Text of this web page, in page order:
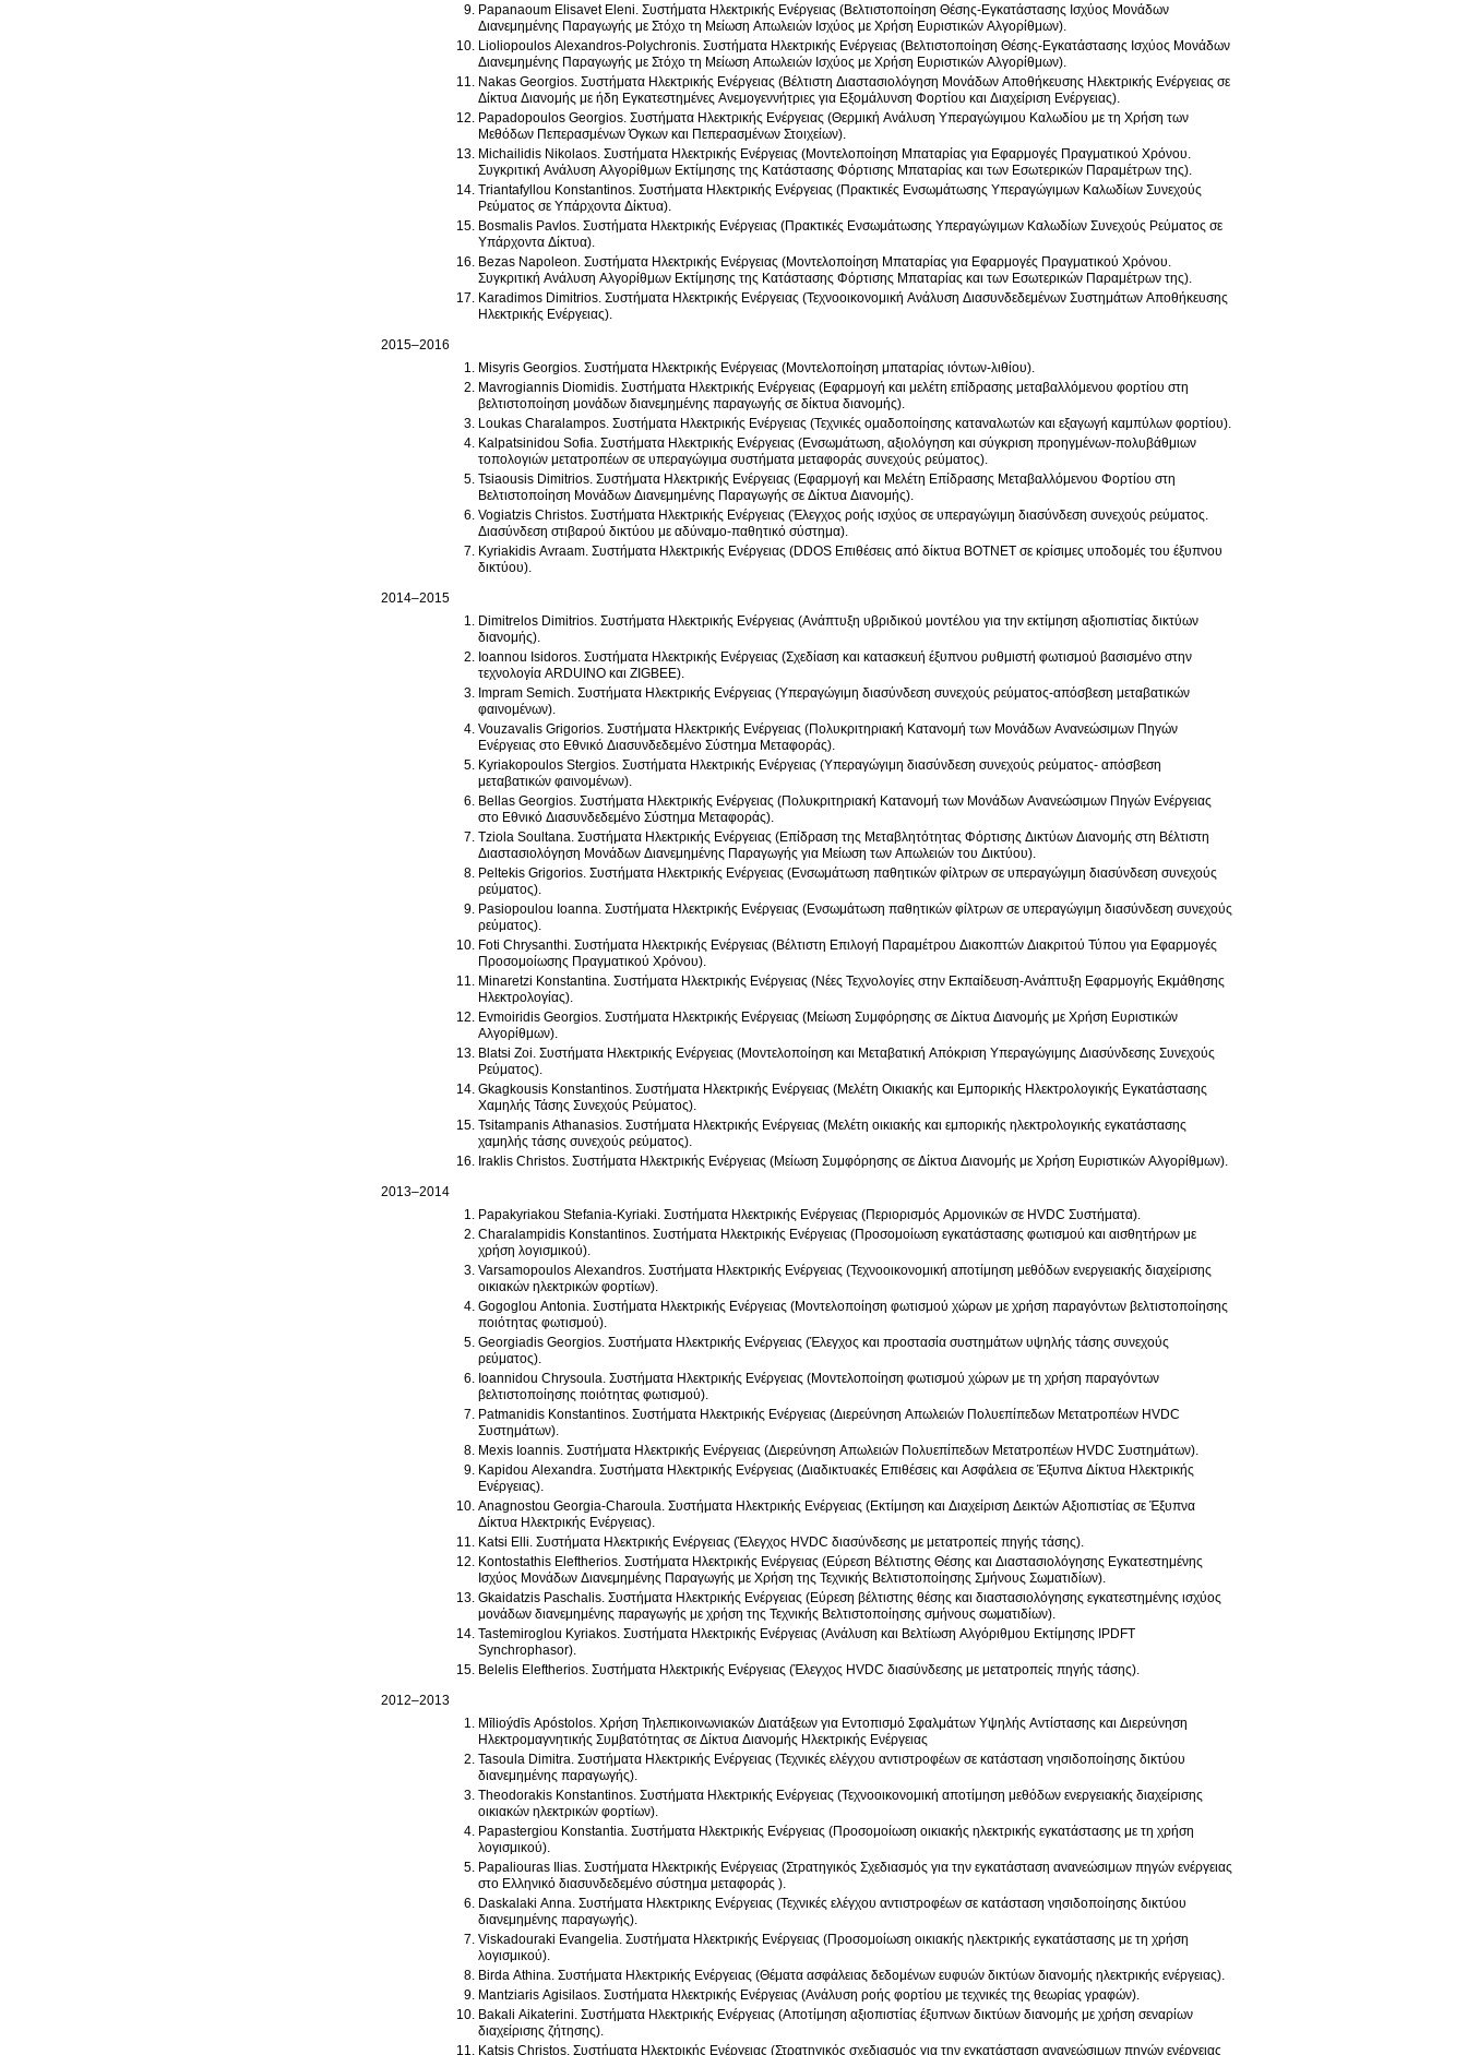
Papanaoum Elisavet Eleni. Συστήματα Ηλεκτρικής Ενέργειας (Βελτιστοποίηση Θέσης-Εγκατάστασης Ισχύος Μονάδων
Διανεμημένης Παραγωγής με Στόχο τη Μείωση Απωλειών Ισχύος με Χρήση Ευριστικών Αλγορίθμων).
Lioliopoulos Alexandros-Polychronis. Συστήματα Ηλεκτρικής Ενέργειας (Βελτιστοποίηση Θέσης-Εγκατάστασης Ισχύος Μονάδων
Διανεμημένης Παραγωγής με Στόχο τη Μείωση Απωλειών Ισχύος με Χρήση Ευριστικών Αλγορίθμων).
Nakas Georgios. Συστήματα Ηλεκτρικής Ενέργειας (Βέλτιστη Διαστασιολόγηση Μονάδων Αποθήκευσης Ηλεκτρικής Ενέργειας σε
Δίκτυα Διανομής με ήδη Εγκατεστημένες Ανεμογεννήτριες για Εξομάλυνση Φορτίου και Διαχείριση Ενέργειας).
Papadopoulos Georgios. Συστήματα Ηλεκτρικής Ενέργειας (Θερμική Ανάλυση Υπεραγώγιμου Καλωδίου με τη Χρήση των
Μεθόδων Πεπερασμένων Όγκων και Πεπερασμένων Στοιχείων).
Michailidis Nikolaos. Συστήματα Ηλεκτρικής Ενέργειας (Μοντελοποίηση Μπαταρίας για Εφαρμογές Πραγματικού Χρόνου.
Συγκριτική Ανάλυση Αλγορίθμων Εκτίμησης της Κατάστασης Φόρτισης Μπαταρίας και των Εσωτερικών Παραμέτρων της).
Triantafyllou Konstantinos. Συστήματα Ηλεκτρικής Ενέργειας (Πρακτικές Ενσωμάτωσης Υπεραγώγιμων Καλωδίων Συνεχούς
Ρεύματος σε Υπάρχοντα Δίκτυα).
Bosmalis Pavlos. Συστήματα Ηλεκτρικής Ενέργειας (Πρακτικές Ενσωμάτωσης Υπεραγώγιμων Καλωδίων Συνεχούς Ρεύματος σε
Υπάρχοντα Δίκτυα).
Bezas Napoleon. Συστήματα Ηλεκτρικής Ενέργειας (Μοντελοποίηση Μπαταρίας για Εφαρμογές Πραγματικού Χρόνου.
Συγκριτική Ανάλυση Αλγορίθμων Εκτίμησης της Κατάστασης Φόρτισης Μπαταρίας και των Εσωτερικών Παραμέτρων της).
Karadimos Dimitrios. Συστήματα Ηλεκτρικής Ενέργειας (Τεχνοοικονομική Ανάλυση Διασυνδεδεμένων Συστημάτων Αποθήκευσης
Ηλεκτρικής Ενέργειας).
2015–2016
Misyris Georgios. Συστήματα Ηλεκτρικής Ενέργειας (Μοντελοποίηση μπαταρίας ιόντων-λιθίου).
Mavrogiannis Diomidis. Συστήματα Ηλεκτρικής Ενέργειας (Εφαρμογή και μελέτη επίδρασης μεταβαλλόμενου φορτίου στη
βελτιστοποίηση μονάδων διανεμημένης παραγωγής σε δίκτυα διανομής).
Loukas Charalampos. Συστήματα Ηλεκτρικής Ενέργειας (Τεχνικές ομαδοποίησης καταναλωτών και εξαγωγή καμπύλων φορτίου).
Kalpatsinidou Sofia. Συστήματα Ηλεκτρικής Ενέργειας (Ενσωμάτωση, αξιολόγηση και σύγκριση προηγμένων-πολυβάθμιων
τοπολογιών μετατροπέων σε υπεραγώγιμα συστήματα μεταφοράς συνεχούς ρεύματος).
Tsiaousis Dimitrios. Συστήματα Ηλεκτρικής Ενέργειας (Εφαρμογή και Μελέτη Επίδρασης Μεταβαλλόμενου Φορτίου στη
Βελτιστοποίηση Μονάδων Διανεμημένης Παραγωγής σε Δίκτυα Διανομής).
Vogiatzis Christos. Συστήματα Ηλεκτρικής Ενέργειας (Έλεγχος ροής ισχύος σε υπεραγώγιμη διασύνδεση συνεχούς ρεύματος.
Διασύνδεση στιβαρού δικτύου με αδύναμο-παθητικό σύστημα).
Kyriakidis Avraam. Συστήματα Ηλεκτρικής Ενέργειας (DDOS Επιθέσεις από δίκτυα BOTNET σε κρίσιμες υποδομές του έξυπνου
δικτύου).
2014–2015
Dimitrelos Dimitrios. Συστήματα Ηλεκτρικής Ενέργειας (Ανάπτυξη υβριδικού μοντέλου για την εκτίμηση αξιοπιστίας δικτύων
διανομής).
Ioannou Isidoros. Συστήματα Ηλεκτρικής Ενέργειας (Σχεδίαση και κατασκευή έξυπνου ρυθμιστή φωτισμού βασισμένο στην
τεχνολογία ARDUINO και ZIGBEE).
Impram Semich. Συστήματα Ηλεκτρικής Ενέργειας (Υπεραγώγιμη διασύνδεση συνεχούς ρεύματος-απόσβεση μεταβατικών
φαινομένων).
Vouzavalis Grigorios. Συστήματα Ηλεκτρικής Ενέργειας (Πολυκριτηριακή Κατανομή των Μονάδων Ανανεώσιμων Πηγών
Ενέργειας στο Εθνικό Διασυνδεδεμένο Σύστημα Μεταφοράς).
Kyriakopoulos Stergios. Συστήματα Ηλεκτρικής Ενέργειας (Υπεραγώγιμη διασύνδεση συνεχούς ρεύματος- απόσβεση
μεταβατικών φαινομένων).
Bellas Georgios. Συστήματα Ηλεκτρικής Ενέργειας (Πολυκριτηριακή Κατανομή των Μονάδων Ανανεώσιμων Πηγών Ενέργειας
στο Εθνικό Διασυνδεδεμένο Σύστημα Μεταφοράς).
Tziola Soultana. Συστήματα Ηλεκτρικής Ενέργειας (Επίδραση της Μεταβλητότητας Φόρτισης Δικτύων Διανομής στη Βέλτιστη
Διαστασιολόγηση Μονάδων Διανεμημένης Παραγωγής για Μείωση των Απωλειών του Δικτύου).
Peltekis Grigorios. Συστήματα Ηλεκτρικής Ενέργειας (Ενσωμάτωση παθητικών φίλτρων σε υπεραγώγιμη διασύνδεση συνεχούς
ρεύματος).
Pasiopoulou Ioanna. Συστήματα Ηλεκτρικής Ενέργειας (Ενσωμάτωση παθητικών φίλτρων σε υπεραγώγιμη διασύνδεση συνεχούς
ρεύματος).
Foti Chrysanthi. Συστήματα Ηλεκτρικής Ενέργειας (Βέλτιστη Επιλογή Παραμέτρου Διακοπτών Διακριτού Τύπου για Εφαρμογές
Προσομοίωσης Πραγματικού Χρόνου).
Minaretzi Konstantina. Συστήματα Ηλεκτρικής Ενέργειας (Νέες Τεχνολογίες στην Εκπαίδευση-Ανάπτυξη Εφαρμογής Εκμάθησης
Ηλεκτρολογίας).
Evmoiridis Georgios. Συστήματα Ηλεκτρικής Ενέργειας (Μείωση Συμφόρησης σε Δίκτυα Διανομής με Χρήση Ευριστικών
Αλγορίθμων).
Blatsi Zoi. Συστήματα Ηλεκτρικής Ενέργειας (Μοντελοποίηση και Μεταβατική Απόκριση Υπεραγώγιμης Διασύνδεσης Συνεχούς
Ρεύματος).
Gkagkousis Konstantinos. Συστήματα Ηλεκτρικής Ενέργειας (Μελέτη Οικιακής και Εμπορικής Ηλεκτρολογικής Εγκατάστασης
Χαμηλής Τάσης Συνεχούς Ρεύματος).
Tsitampanis Athanasios. Συστήματα Ηλεκτρικής Ενέργειας (Μελέτη οικιακής και εμπορικής ηλεκτρολογικής εγκατάστασης
χαμηλής τάσης συνεχούς ρεύματος).
Iraklis Christos. Συστήματα Ηλεκτρικής Ενέργειας (Μείωση Συμφόρησης σε Δίκτυα Διανομής με Χρήση Ευριστικών Αλγορίθμων).
2013–2014
Papakyriakou Stefania-Kyriaki. Συστήματα Ηλεκτρικής Ενέργειας (Περιορισμός Αρμονικών σε HVDC Συστήματα).
Charalampidis Konstantinos. Συστήματα Ηλεκτρικής Ενέργειας (Προσομοίωση εγκατάστασης φωτισμού και αισθητήρων με
χρήση λογισμικού).
Varsamopoulos Alexandros. Συστήματα Ηλεκτρικής Ενέργειας (Τεχνοοικονομική αποτίμηση μεθόδων ενεργειακής διαχείρισης
οικιακών ηλεκτρικών φορτίων).
Gogoglou Antonia. Συστήματα Ηλεκτρικής Ενέργειας (Μοντελοποίηση φωτισμού χώρων με χρήση παραγόντων βελτιστοποίησης
ποιότητας φωτισμού).
Georgiadis Georgios. Συστήματα Ηλεκτρικής Ενέργειας (Έλεγχος και προστασία συστημάτων υψηλής τάσης συνεχούς
ρεύματος).
Ioannidou Chrysoula. Συστήματα Ηλεκτρικής Ενέργειας (Μοντελοποίηση φωτισμού χώρων με τη χρήση παραγόντων
βελτιστοποίησης ποιότητας φωτισμού).
Patmanidis Konstantinos. Συστήματα Ηλεκτρικής Ενέργειας (Διερεύνηση Απωλειών Πολυεπίπεδων Μετατροπέων HVDC
Συστημάτων).
Mexis Ioannis. Συστήματα Ηλεκτρικής Ενέργειας (Διερεύνηση Απωλειών Πολυεπίπεδων Μετατροπέων HVDC Συστημάτων).
Kapidou Alexandra. Συστήματα Ηλεκτρικής Ενέργειας (Διαδικτυακές Επιθέσεις και Ασφάλεια σε Έξυπνα Δίκτυα Ηλεκτρικής
Ενέργειας).
Anagnostou Georgia-Charoula. Συστήματα Ηλεκτρικής Ενέργειας (Εκτίμηση και Διαχείριση Δεικτών Αξιοπιστίας σε Έξυπνα
Δίκτυα Ηλεκτρικής Ενέργειας).
Katsi Elli. Συστήματα Ηλεκτρικής Ενέργειας (Έλεγχος HVDC διασύνδεσης με μετατροπείς πηγής τάσης).
Kontostathis Eleftherios. Συστήματα Ηλεκτρικής Ενέργειας (Εύρεση Βέλτιστης Θέσης και Διαστασιολόγησης Εγκατεστημένης
Ισχύος Μονάδων Διανεμημένης Παραγωγής με Χρήση της Τεχνικής Βελτιστοποίησης Σμήνους Σωματιδίων).
Gkaidatzis Paschalis. Συστήματα Ηλεκτρικής Ενέργειας (Εύρεση βέλτιστης θέσης και διαστασιολόγησης εγκατεστημένης ισχύος
μονάδων διανεμημένης παραγωγής με χρήση της Τεχνικής Βελτιστοποίησης σμήνους σωματιδίων).
Tastemiroglou Kyriakos. Συστήματα Ηλεκτρικής Ενέργειας (Ανάλυση και Βελτίωση Αλγόριθμου Εκτίμησης IPDFT
Synchrophasor).
Belelis Eleftherios. Συστήματα Ηλεκτρικής Ενέργειας (Έλεγχος HVDC διασύνδεσης με μετατροπείς πηγής τάσης).
2012–2013
Mīlioýdīs Apóstolos. Χρήση Τηλεπικοινωνιακών Διατάξεων για Εντοπισμό Σφαλμάτων Υψηλής Αντίστασης και Διερεύνηση
Ηλεκτρομαγνητικής Συμβατότητας σε Δίκτυα Διανομής Ηλεκτρικής Ενέργειας
Tasoula Dimitra. Συστήματα Ηλεκτρικής Ενέργειας (Τεχνικές ελέγχου αντιστροφέων σε κατάσταση νησιδοποίησης δικτύου
διανεμημένης παραγωγής).
Theodorakis Konstantinos. Συστήματα Ηλεκτρικής Ενέργειας (Τεχνοοικονομική αποτίμηση μεθόδων ενεργειακής διαχείρισης
οικιακών ηλεκτρικών φορτίων).
Papastergiou Konstantia. Συστήματα Ηλεκτρικής Ενέργειας (Προσομοίωση οικιακής ηλεκτρικής εγκατάστασης με τη χρήση
λογισμικού).
Papaliouras Ilias. Συστήματα Ηλεκτρικής Ενέργειας (Στρατηγικός Σχεδιασμός για την εγκατάσταση ανανεώσιμων πηγών ενέργειας
στο Ελληνικό διασυνδεδεμένο σύστημα μεταφοράς ).
Daskalaki Anna. Συστήματα Ηλεκτρικης Ενέργειας (Τεχνικές ελέγχου αντιστροφέων σε κατάσταση νησιδοποίησης δικτύου
διανεμημένης παραγωγής).
Viskadouraki Evangelia. Συστήματα Ηλεκτρικής Ενέργειας (Προσομοίωση οικιακής ηλεκτρικής εγκατάστασης με τη χρήση
λογισμικού).
Birda Athina. Συστήματα Ηλεκτρικής Ενέργειας (Θέματα ασφάλειας δεδομένων ευφυών δικτύων διανομής ηλεκτρικής ενέργειας).
Mantziaris Agisilaos. Συστήματα Ηλεκτρικής Ενέργειας (Ανάλυση ροής φορτίου με τεχνικές της θεωρίας γραφών).
Bakali Aikaterini. Συστήματα Ηλεκτρικής Ενέργειας (Αποτίμηση αξιοπιστίας έξυπνων δικτύων διανομής με χρήση σεναρίων
διαχείρισης ζήτησης).
Katsis Christos. Συστήματα Ηλεκτρικής Ενέργειας (Στρατηγικός σχεδιασμός για την εγκατάσταση ανανεώσιμων πηγών ενέργειας